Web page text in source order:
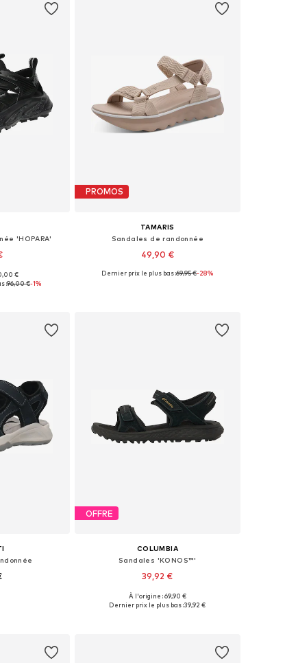
'HOPARA'
tailles
€
:96,00 €-1%
PROMOS
TAMARIS
Sandales de randonnée
49,90 €
Tailles disponibles: 41
Dernier prix le plus bas :69,95 €-28%
OFFRE
COLUMBIA
Sandales 'KONOS™'
39,92 €
Tailles disponibles: 37, 38, 39
À l'origine : 69,90 €
Dernier prix le plus bas :39,92 €